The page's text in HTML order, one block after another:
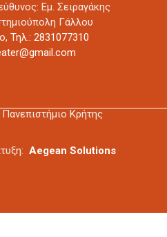
Εμ. Σειραγάκης
Γάλλου
Τηλ.: 2831077310
Κρήτης
Aegean Solutions